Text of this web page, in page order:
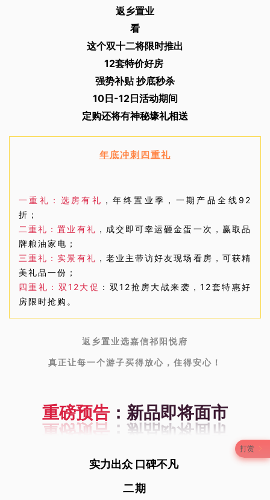
打赏
返乡置业
看
这个双十二将限时推出
12套特价好房
强势补贴 抄底秒杀
10日-12日活动期间
定购还将有神秘壕礼相送
年底冲刺四重礼
一重礼：选房有礼 ，年终置业季，一期产品全线92
折；
二重礼：置业有礼 ，成交即可幸运砸金蛋一次，赢取品
牌粮油家电；
三重礼：实景有礼 ，老业主带访好友现场看房，可获精
美礼品一份；
四重礼：双12大促 ：双12抢房大战来袭，12套特惠好
房限时抢购。
返乡置业选嘉信祁阳悦府
真正让每一个游子买得放心，住得安心！
重磅预告 ：新品即将面市
实力出众 口碑不凡
二期